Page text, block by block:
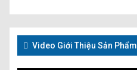
Video Giới Thiệu Sản Phẩm